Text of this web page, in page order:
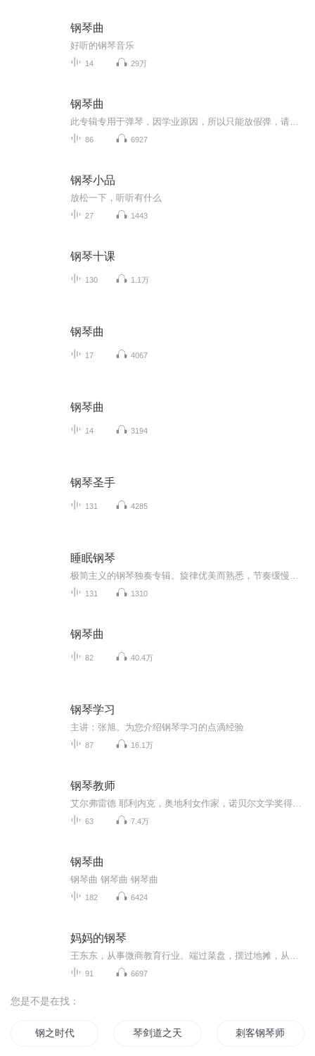
钢琴曲
好听的钢琴音乐
14 29万
钢琴曲
86 6927
钢琴小品
放松一下，听听有什么
27 1443
钢琴十课
130 1.1万
钢琴曲
17 4067
钢琴曲
14 3194
钢琴圣手
131 4285
睡眠钢琴
131 1310
钢琴曲
82 40.4万
钢琴学习
主讲：张旭。为您介绍钢琴学习的点滴经验
87 16.1万
钢琴教师
63 7.4万
钢琴曲
钢琴曲 钢琴曲 钢琴曲
182 6424
妈妈的钢琴
91 6697
您是不是在找：
钢之时代 琴剑道之天魔琴 刺客钢琴师